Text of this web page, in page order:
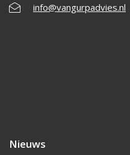
info@vangurpadvies.nl
Nieuws